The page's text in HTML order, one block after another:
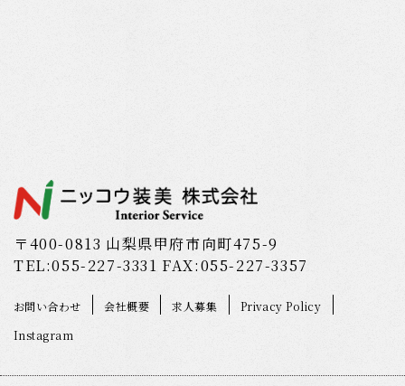
〒400-0813 山梨県甲府市向町475-9
TEL:055-227-3331 FAX:055-227-3357
お問い合わせ 会社概要 求人募集
Privacy Policy
Instagram